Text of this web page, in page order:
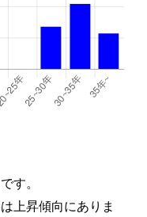
す。
上昇傾向にありま